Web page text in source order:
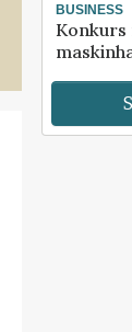
BUSINESS